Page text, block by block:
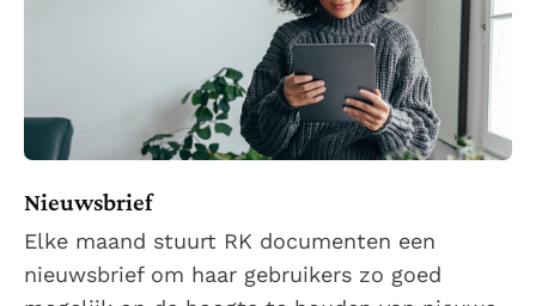
Nieuwsbrief
Elke maand stuurt RK documenten een
nieuwsbrief om haar gebruikers zo goed